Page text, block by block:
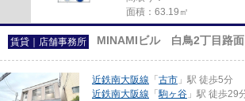
面積：63.19㎡
賃貸｜店舗事務所 MINAMIビル 白鳥2丁目路面
近鉄南大阪線 「 古市 」駅 徒歩5分
近鉄南大阪線 「駒ヶ谷 」駅 徒歩29